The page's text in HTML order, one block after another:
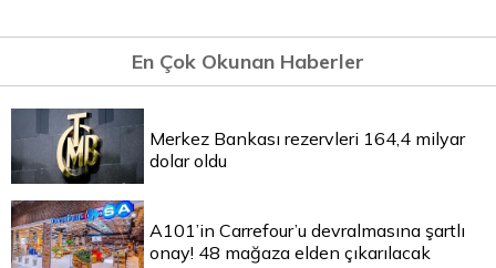
En Çok Okunan Haberler
Merkez Bankası rezervleri 164,4 milyar
dolar oldu
A101’in Carrefour’u devralmasına şartlı
onay! 48 mağaza elden çıkarılacak